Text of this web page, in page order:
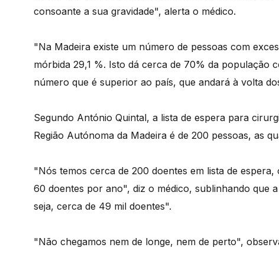
consoante a sua gravidade", alerta o médico.
"Na Madeira existe um número de pessoas com
mórbida 29,1 %. Isto dá cerca de 70% da população
número que é superior ao país, que andará à volta
Segundo António Quintal, a lista de espera para
Região Autónoma da Madeira é de 200 pessoas, as
"Nós temos cerca de 200 doentes em lista de
60 doentes por ano", diz o médico, sublinhando que
seja, cerca de 49 mil doentes".
"Não chegamos nem de longe, nem de perto",